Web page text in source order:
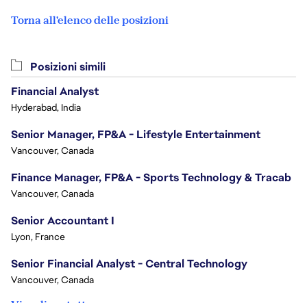
Torna all'elenco delle posizioni
Posizioni simili
Financial Analyst
Hyderabad, India
Senior Manager, FP&A - Lifestyle Entertainment
Vancouver, Canada
Finance Manager, FP&A - Sports Technology & Tracab
Vancouver, Canada
Senior Accountant I
Lyon, France
Senior Financial Analyst - Central Technology
Vancouver, Canada